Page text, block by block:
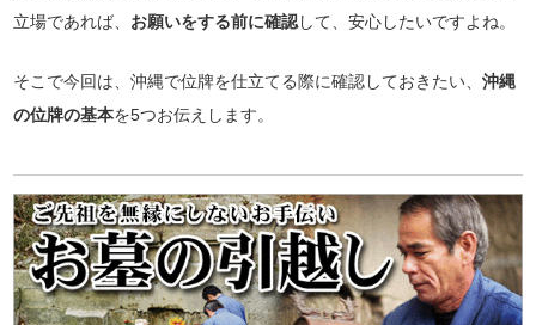
立場であれば、 お願いをする前に確認して、安心したいですよね。
そこで今回は、沖縄で位牌を仕立てる際に確認しておきたい、沖縄
の位牌の基本を5つお伝えします。